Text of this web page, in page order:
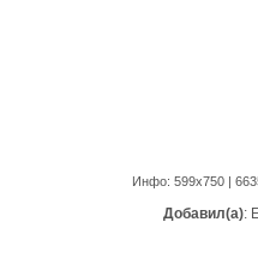
Инфо: 599х750 |
Добавил(а):